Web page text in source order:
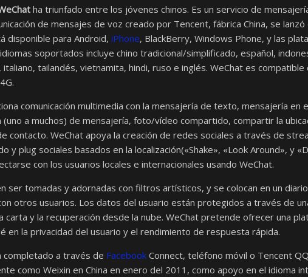
ha triunfado entre los jóvenes chinos. Es un servicio de
de mensajes de voz creado por Tencent, fábrica China, se
disponible para Android, iPhone, BlackBerry, Windows Phone, y las
soportados incluye chino tradicional/simplificado, español,
tailandés, vietnamita, hindi, ruso e inglés. WeChat es compatible
comunicación multimedia con la mensajería de texto, mensajería en
a muchos) de mensajería, foto/vídeo compartido, compartir la
contacto. WeChat apoya la creación de redes sociales​ a través de
y plug sociales basados en la localización(«Shake», «Look Around», y
con los usuarios locales e internacionales usando WeChat.
ser tomadas y adornadas con filtros artísticos, y se colocan en un
otros usuarios. Los datos del usuario están protegidos a través de
carta y la recuperación desde la nube. WeChat pretende ofrecer una
en la privacidad del usuario y el rendimiento de respuesta rápida.
completado a través de Facebook Connect, teléfono móvil o Tencent
como Weixin en China en enero del 2011, como apoyo en el idioma